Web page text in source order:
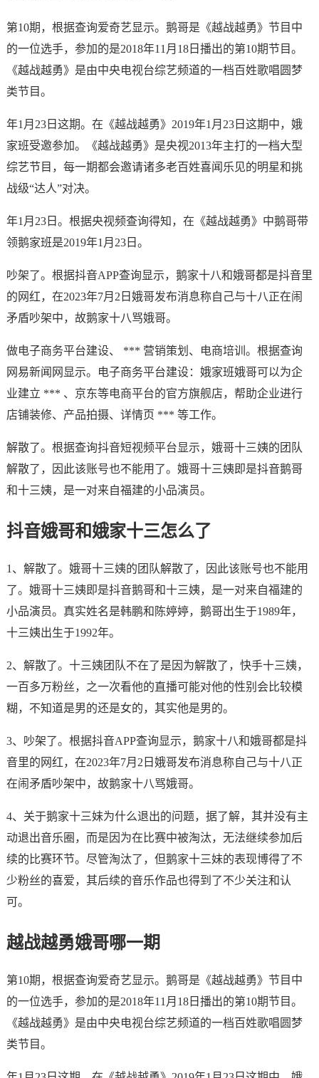
第10期，根据查询爱奇艺显示。鹅哥是《越战越勇》节目中
的一位选手，参加的是2018年11月18日播出的第10期节目。
《越战越勇》是由中央电视台综艺频道的一档百姓歌唱圆梦
类节目。
年1月23日这期。在《越战越勇》2019年1月23日这期中，娥
家班受邀参加。《越战越勇》是央视2013年主打的一档大型
综艺节目，每一期都会邀请诸多老百姓喜闻乐见的明星和挑
战级“达人”对决。
年1月23日。根据央视频查询得知，在《越战越勇》中鹅哥带
领鹅家班是2019年1月23日。
吵架了。根据抖音APP查询显示，鹅家十八和娥哥都是抖音里
的网红，在2023年7月2日娥哥发布消息称自己与十八正在闹
矛盾吵架中，故鹅家十八骂娥哥。
做电子商务平台建设、 *** 营销策划、电商培训。根据查询
网易新闻网显示。电子商务平台建设：娥家班娥哥可以为企
业建立 *** 、京东等电商平台的官方旗舰店，帮助企业进行
店铺装修、产品拍摄、详情页 *** 等工作。
解散了。根据查询抖音短视频平台显示，娥哥十三姨的团队
解散了，因此该账号也不能用了。娥哥十三姨即是抖音鹅哥
和十三姨，是一对来自福建的小品演员。
抖音娥哥和娥家十三怎么了
1、解散了。娥哥十三姨的团队解散了，因此该账号也不能用
了。娥哥十三姨即是抖音鹅哥和十三姨，是一对来自福建的
小品演员。真实姓名是韩鹏和陈婷婷，鹅哥出生于1989年，
十三姨出生于1992年。
2、解散了。十三姨团队不在了是因为解散了，快手十三姨，
一百多万粉丝，之一次看他的直播可能对他的性别会比较模
糊，不知道是男的还是女的，其实他是男的。
3、吵架了。根据抖音APP查询显示，鹅家十八和娥哥都是抖
音里的网红，在2023年7月2日娥哥发布消息称自己与十八正
在闹矛盾吵架中，故鹅家十八骂娥哥。
4、关于鹅家十三妹为什么退出的问题，据了解，其并没有主
动退出音乐圈，而是因为在比赛中被淘汰，无法继续参加后
续的比赛环节。尽管淘汰了，但鹅家十三妹的表现博得了不
少粉丝的喜爱，其后续的音乐作品也得到了不少关注和认
可。
越战越勇娥哥哪一期
第10期，根据查询爱奇艺显示。鹅哥是《越战越勇》节目中
的一位选手，参加的是2018年11月18日播出的第10期节目。
《越战越勇》是由中央电视台综艺频道的一档百姓歌唱圆梦
类节目。